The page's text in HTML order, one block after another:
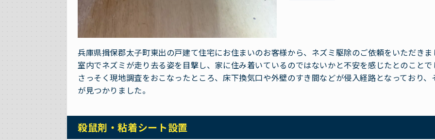
兵庫県揖保郡太子町東出の戸建て住宅にお住まいのお客様から、ネズミ駆除のご依頼をいただきま
室内でネズミが走り去る姿を目撃し、家に住み着いているのではないかと不安を感じたとのことで
さっそく現地調査をおこなったところ、床下換気口や外壁のすき間などが侵入経路となっており
が見つかりました。
殺鼠剤・粘着シート設置